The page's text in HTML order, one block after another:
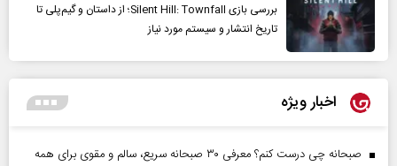
بررسی بازی Silent Hill: Townfall؛ از داستان و گیم‌پلی تا
تاریخ انتشار و سیستم مورد نیاز
اخبار ویژه
صبحانه چی درست کنم؟ معرفی ۳۰ صبحانه سریع، سالم و مقوی برای همه